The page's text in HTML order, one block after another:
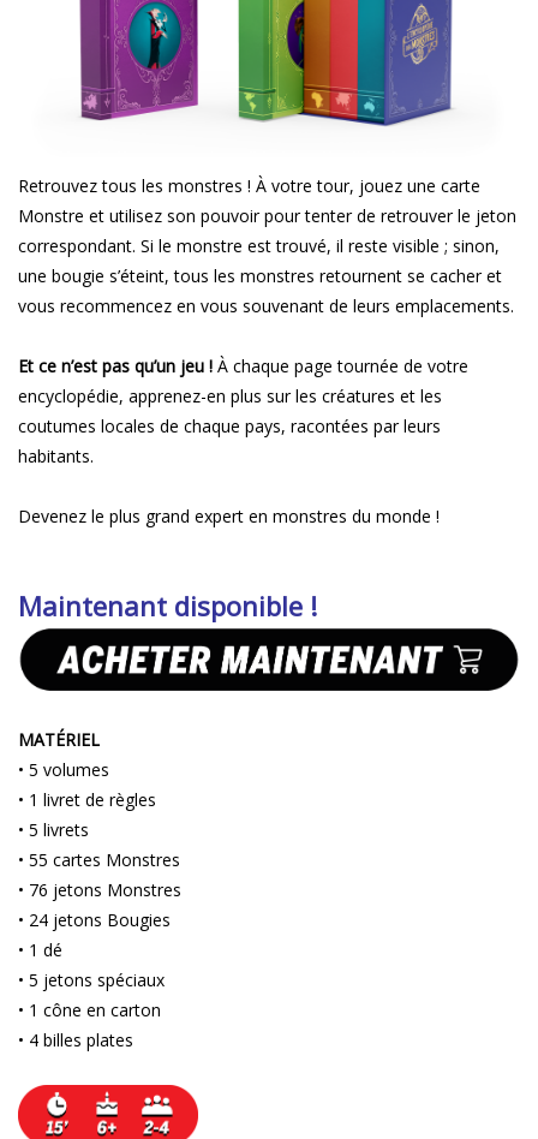
Retrouvez tous les monstres ! À votre tour, jouez une carte
Monstre et utilisez son pouvoir pour tenter de retrouver le jeton
correspondant. Si le monstre est trouvé, il reste visible ; sinon,
une bougie s’éteint, tous les monstres retournent se cacher et
vous recommencez en vous souvenant de leurs emplacements.
Et ce n’est pas qu’un jeu ! À chaque page tournée de votre
encyclopédie, apprenez-en plus sur les créatures et les
coutumes locales de chaque pays, racontées par leurs
habitants.
Devenez le plus grand expert en monstres du monde !
Maintenant disponible !
MATÉRIEL
• 5 volumes
• 1 livret de règles
• 5 livrets
• 55 cartes Monstres
• 76 jetons Monstres
• 24 jetons Bougies
• 1 dé
• 5 jetons spéciaux
• 1 cône en carton
• 4 billes plates